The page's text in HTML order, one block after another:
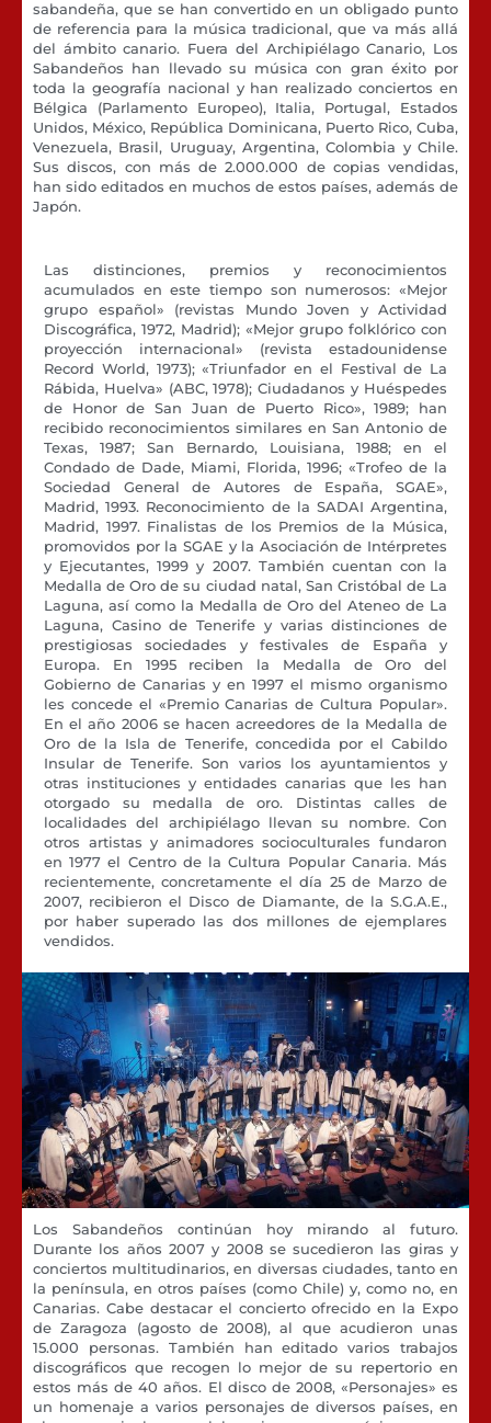
sabandeña, que se han convertido en un obligado punto
de referencia para la música tradicional, que va más allá
del ámbito canario. Fuera del Archipiélago Canario, Los
Sabandeños han llevado su música con gran éxito por
toda la geografía nacional y han realizado conciertos en
Bélgica (Parlamento Europeo), Italia, Portugal, Estados
Unidos, México, República Dominicana, Puerto Rico, Cuba,
Venezuela, Brasil, Uruguay, Argentina, Colombia y Chile.
Sus discos, con más de 2.000.000 de copias vendidas,
han sido editados en muchos de estos países, además de
Japón.
Las distinciones, premios y reconocimientos
acumulados en este tiempo son numerosos: «Mejor
grupo español» (revistas Mundo Joven y Actividad
Discográfica, 1972, Madrid); «Mejor grupo folklórico con
proyección internacional» (revista estadounidense
Record World, 1973); «Triunfador en el Festival de La
Rábida, Huelva» (ABC, 1978); Ciudadanos y Huéspedes
de Honor de San Juan de Puerto Rico», 1989; han
recibido reconocimientos similares en San Antonio de
Texas, 1987; San Bernardo, Louisiana, 1988; en el
Condado de Dade, Miami, Florida, 1996; «Trofeo de la
Sociedad General de Autores de España, SGAE»,
Madrid, 1993. Reconocimiento de la SADAI Argentina,
Madrid, 1997. Finalistas de los Premios de la Música,
promovidos por la SGAE y la Asociación de Intérpretes
y Ejecutantes, 1999 y 2007. También cuentan con la
Medalla de Oro de su ciudad natal, San Cristóbal de La
Laguna, así como la Medalla de Oro del Ateneo de La
Laguna, Casino de Tenerife y varias distinciones de
prestigiosas sociedades y festivales de España y
Europa. En 1995 reciben la Medalla de Oro del
Gobierno de Canarias y en 1997 el mismo organismo
les concede el «Premio Canarias de Cultura Popular».
En el año 2006 se hacen acreedores de la Medalla de
Oro de la Isla de Tenerife, concedida por el Cabildo
Insular de Tenerife. Son varios los ayuntamientos y
otras instituciones y entidades canarias que les han
otorgado su medalla de oro. Distintas calles de
localidades del archipiélago llevan su nombre. Con
otros artistas y animadores socioculturales fundaron
en 1977 el Centro de la Cultura Popular Canaria. Más
recientemente, concretamente el día 25 de Marzo de
2007, recibieron el Disco de Diamante, de la S.G.A.E.,
por haber superado las dos millones de ejemplares
vendidos.
Los Sabandeños continúan hoy mirando al futuro.
Durante los años 2007 y 2008 se sucedieron las giras y
conciertos multitudinarios, en diversas ciudades, tanto en
la península, en otros países (como Chile) y, como no, en
Canarias. Cabe destacar el concierto ofrecido en la Expo
de Zaragoza (agosto de 2008), al que acudieron unas
15.000 personas. También han editado varios trabajos
discográficos que recogen lo mejor de su repertorio en
estos más de 40 años. El disco de 2008, «Personajes» es
un homenaje a varios personajes de diversos países, en